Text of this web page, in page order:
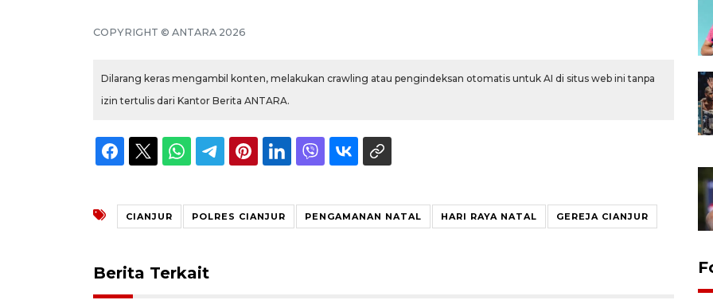
COPYRIGHT © ANTARA 2026
Dilarang keras mengambil konten, melakukan crawling atau pengindeksan otomatis untuk AI di situs web ini tanpa
izin tertulis dari Kantor Berita ANTARA.
CIANJUR POLRES CIANJUR PENGAMANAN NATAL HARI RAYA NATAL GEREJA CIANJUR
Berita Terkait